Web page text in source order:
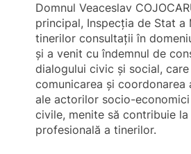
Domnul Veaceslav
principal, Inspecţia de Stat a
tinerilor consultaţii în
şi a venit cu îndemnul de
dialogului civic şi social,
comunicarea şi coordonarea
ale actorilor socio-
civile, menite să contribuie
profesională a tinerilor.